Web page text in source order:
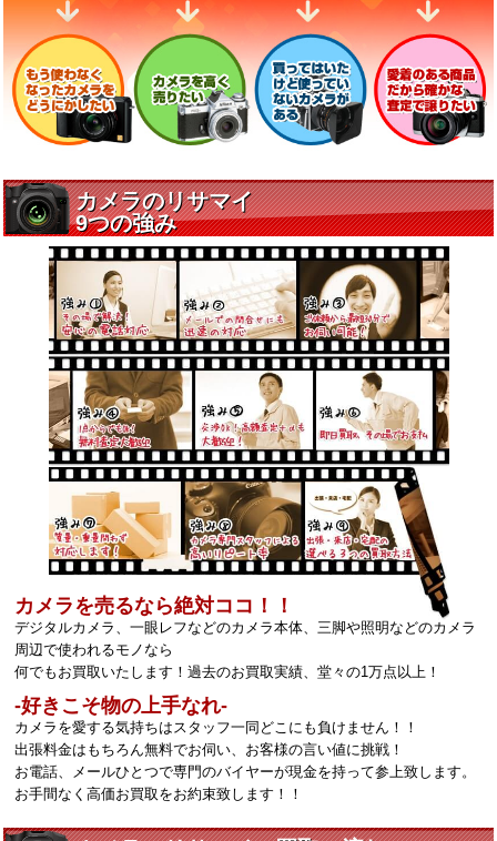
カメラを売るなら絶対ココ！！
デジタルカメラ、一眼レフなどのカメラ本体、三脚や照明などのカメラ
周辺で使われるモノなら
何でもお買取いたします！過去のお買取実績、堂々の1万点以上！
‐好きこそ物の上手なれ‐
カメラを愛する気持ちはスタッフ一同どこにも負けません！！
出張料金はもちろん無料でお伺い、お客様の言い値に挑戦！
お電話、メールひとつで専門のバイヤーが現金を持って参上致します。
お手間なく高価お買取をお約束致します！！